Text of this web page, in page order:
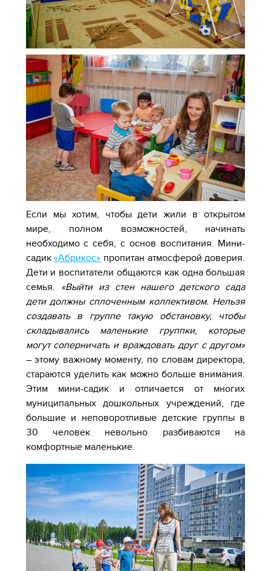
Если мы хотим, чтобы дети жили в открытом
мире, полном возможностей, начинать
необходимо с себя, с основ воспитания. Мини-
садик«Абрикос» пропитан атмосферой доверия.
Дети и воспитатели общаются как одна большая
семья. «Выйти из стен нашего детского сада
дети должны сплоченным коллективом. Нельзя
создавать в группе такую обстановку, чтобы
складывались маленькие группки, которые
могут соперничать и враждовать друг с другом»
– этому важному моменту, по словам директора,
стараются уделить как можно больше внимания.
Этим мини-садик и отличается от многих
муниципальных дошкольных учреждений, где
большие и неповоротливые детские группы в
30 человек невольно разбиваются на
комфортные маленькие.